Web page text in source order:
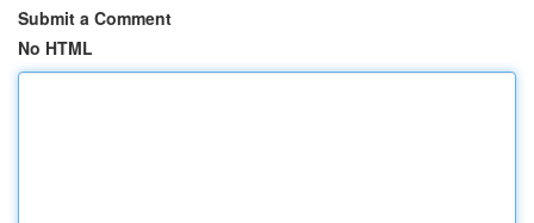
Submit a Comment
No HTML